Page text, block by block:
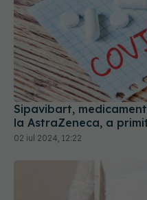
Sipavibart,
la AstraZeneca, a
02 iul 2024, 12:22